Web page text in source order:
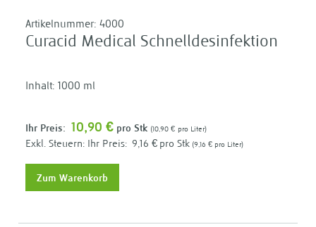
Artikelnummer: 4000
Curacid Medical Schnelldesinfektion
Inhalt: 1000 ml
Ihr Preis: 10,90 € pro Stk 10,90 € pro Liter
Ihr Preis: 9,16 € pro Stk 9,16 € pro Liter
Zum Warenkorb